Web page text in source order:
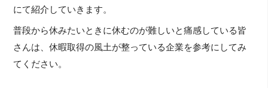
にて紹介していきます。
普段から休みたいときに休むのが難しいと痛感している皆
さんは、休暇取得の風土が整っている企業を参考にしてみ
てください。